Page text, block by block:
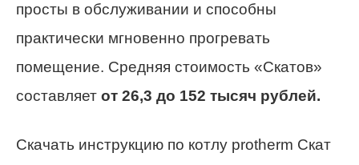
просты в обслуживании и способны
практически мгновенно прогревать
помещение. Средняя стоимость «Скатов»
составляет от 26,3 до 152 тысяч рублей.
Скачать инструкцию по котлу protherm Скат